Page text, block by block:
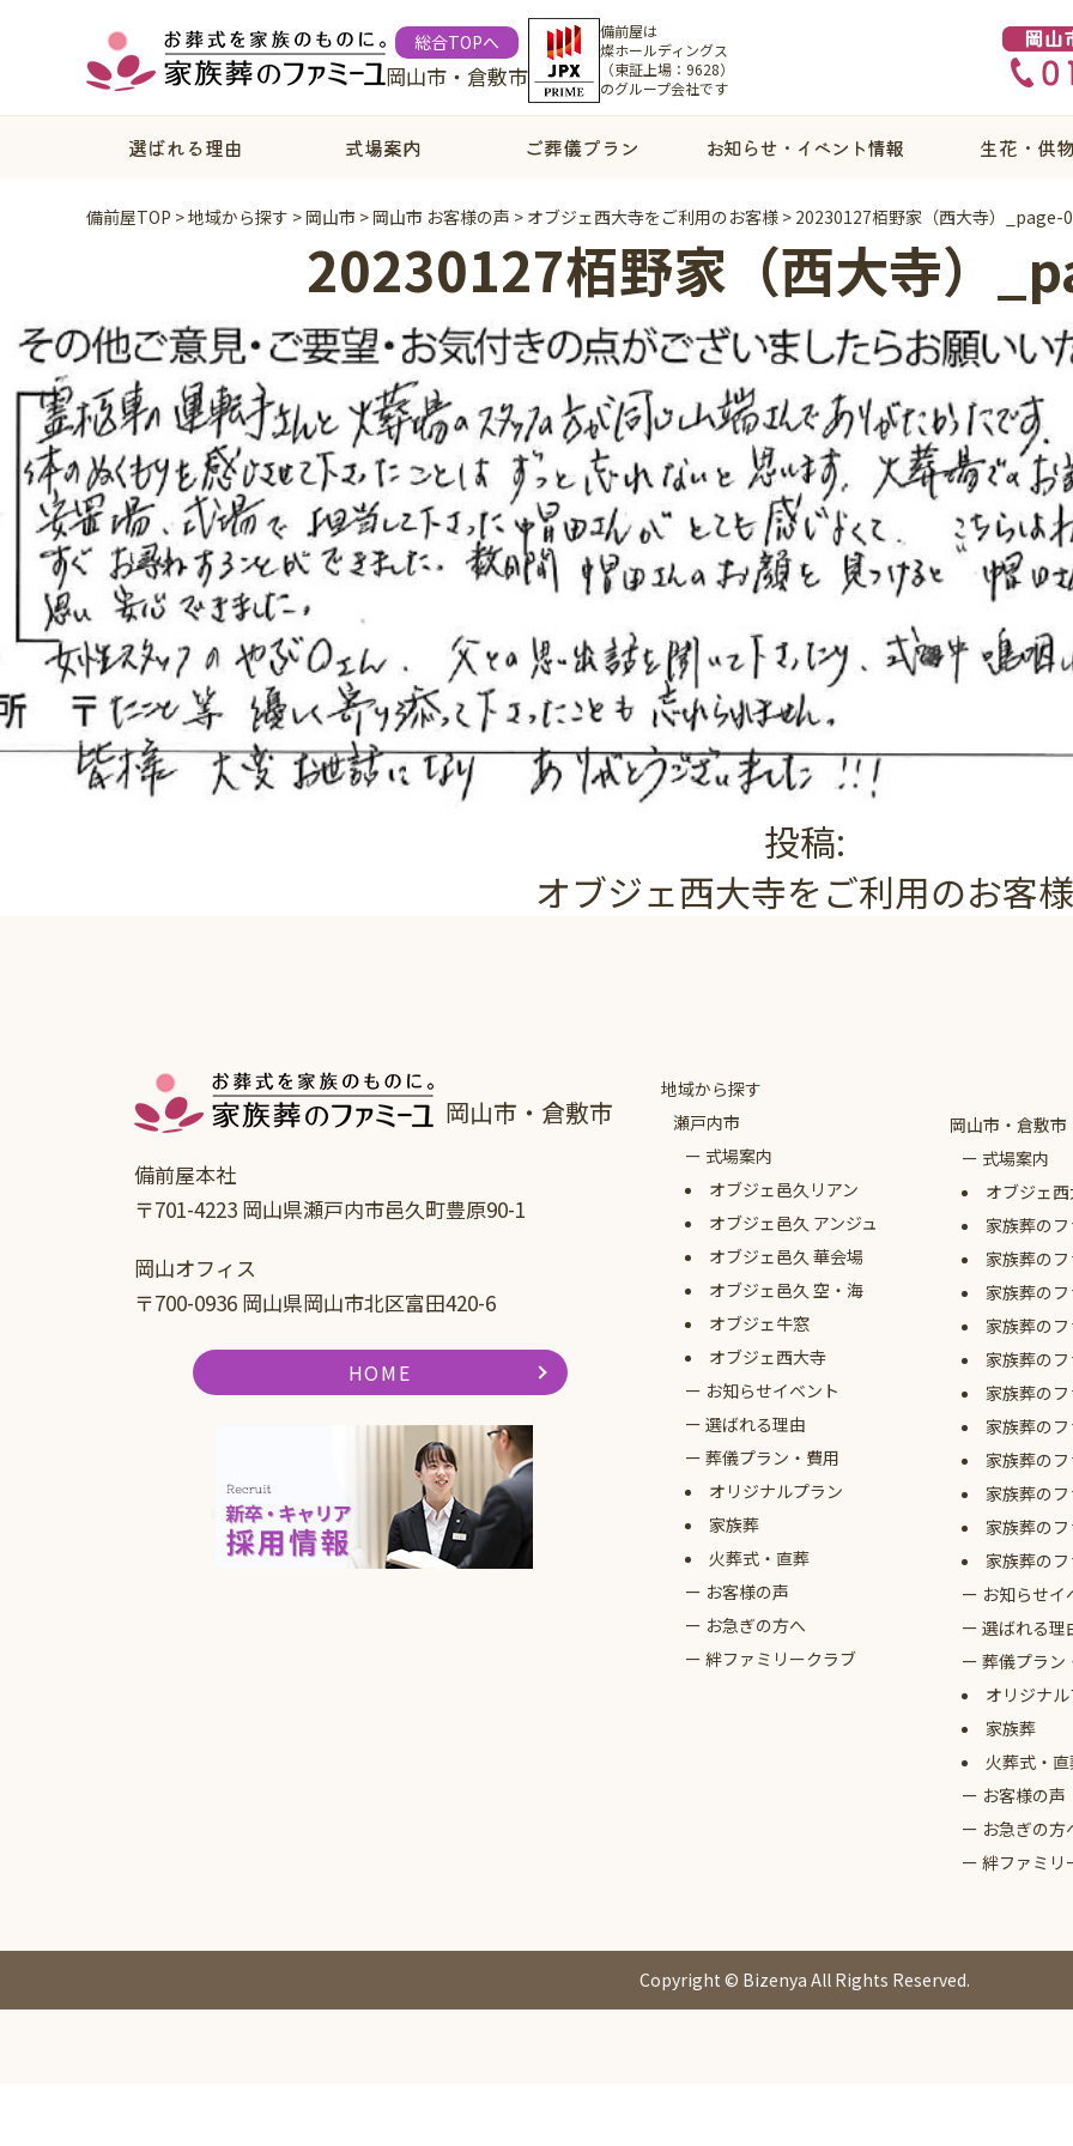
総合TOPへ
岡山市・倉敷市
備前屋は
燦ホールディングス
（東証上場：9628）
のグループ会社です
選ばれる理由 式場案内 ご葬儀プラン お知らせ・イベント情報 生花・供
備前屋TOP >地域から探す > 岡山市 > 岡山市 お客様の声 > オブジェ西大寺をご利用のお客様 > 20230127栢野家（西大寺）_page-
20230127栢野家（西大寺）
投稿:
オブジェ西大寺をご利用のお客様
岡山市・倉敷市
備前屋本社
〒701-4223 岡山県瀬戸内市邑久町豊原90-1
岡山オフィス
〒700-0936 岡山県岡山市北区富田420-6
HOME
地域から探す
瀬戸内市
式場案内
オブジェ 邑久リアン
オブジェ 邑久 アンジュ
オブジェ 邑久 華会場
オブジェ 邑久 空・海
オブジェ牛窓
オブジェ西大寺
お知らせイベント
選ばれる理由
葬儀プラン・費用
オリジナルプラン
家族葬
火葬式・直葬
お客様の声
お急ぎの方へ
絆ファミリークラブ
岡山市・倉敷市
式場案内
オブジェ
家族葬の
家族葬の
家族葬の
家族葬の
家族葬の
家族葬の
家族葬の
家族葬の
家族葬の
家族葬の
家族葬の
お知らせイ
選ばれる理
葬儀プラン
オリジナ
家族葬
火葬式・
お客様の声
お急ぎの方
絆ファミリ
Copyright © Bizenya All Rights Reserved.